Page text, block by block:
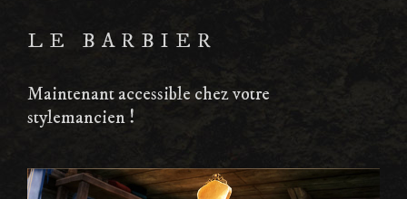
LE BARBIER
Maintenant accessible chez votre
stylemancien !